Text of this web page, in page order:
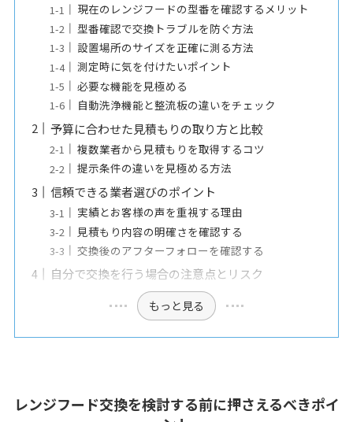
現在のレンジフードの型番を確認するメリット
型番確認で交換トラブルを防ぐ方法
設置場所のサイズを正確に測る方法
測定時に気を付けたいポイント
必要な機能を見極める
自動洗浄機能と整流板の違いをチェック
予算に合わせた見積もりの取り方と比較
複数業者から見積もりを取得するコツ
提示条件の違いを見極める方法
信頼できる業者選びのポイント
実績とお客様の声を重視する理由
見積もり内容の明確さを確認する
交換後のアフターフォローを確認する
自分で交換を行う場合の注意点とリスク
もっと見る
レンジフード交換を検討する前に押さえるべきポイ